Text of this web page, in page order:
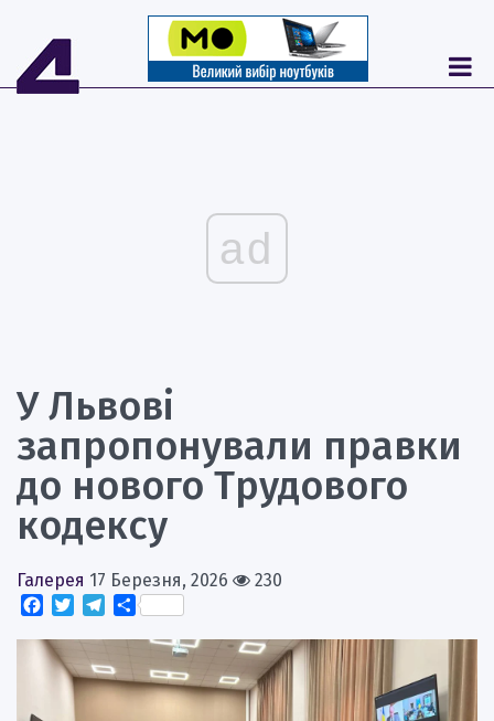
ad
У Львові
запропонували правки
до нового Трудового
кодексу
Галерея 17 Березня, 2026
230
Facebook
TwitterTelegram
Поділитися